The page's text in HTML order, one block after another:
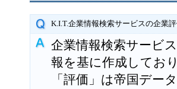
K.I.T.企業情報検索サービスの企業
企業情報検索サービ
報を基に作成してお
「評価」は帝国デー